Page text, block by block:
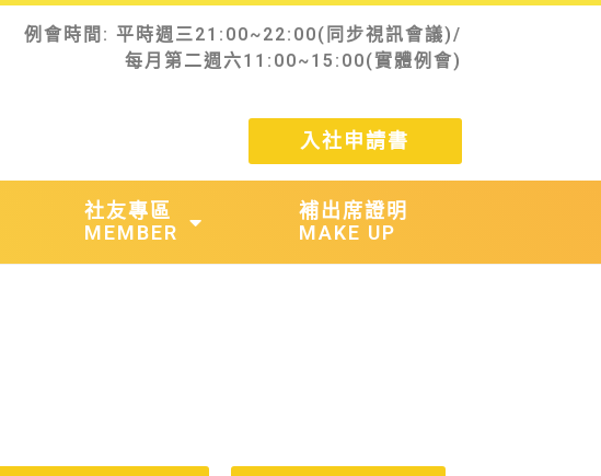
例會時間: 平時週三21:00~22:00(同步視訊會議)/
每月第二週六11:00~15:00(實體例會)
入社申請書
社友專區
MEMBER
補出席證明
MAKE UP